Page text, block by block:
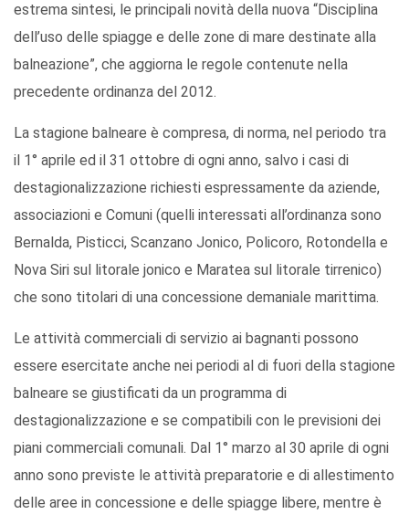
estrema sintesi, le principali novità della nuova “Disciplina
dell’uso delle spiagge e delle zone di mare destinate alla
balneazione”, che aggiorna le regole contenute nella
precedente ordinanza del 2012.
La stagione balneare è compresa, di norma, nel periodo tra
il 1° aprile ed il 31 ottobre di ogni anno, salvo i casi di
destagionalizzazione richiesti espressamente da aziende,
associazioni e Comuni (quelli interessati all’ordinanza sono
Bernalda, Pisticci, Scanzano Jonico, Policoro, Rotondella e
Nova Siri sul litorale jonico e Maratea sul litorale tirrenico)
che sono titolari di una concessione demaniale marittima.
Le attività commerciali di servizio ai bagnanti possono
essere esercitate anche nei periodi al di fuori della stagione
balneare se giustificati da un programma di
destagionalizzazione e se compatibili con le previsioni dei
piani commerciali comunali. Dal 1° marzo al 30 aprile di ogni
anno sono previste le attività preparatorie e di allestimento
delle aree in concessione e delle spiagge libere, mentre è